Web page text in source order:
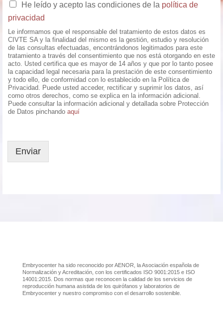
He leído y acepto las condiciones de la política de
privacidad
Le informamos que el responsable del tratamiento de estos datos es
CIVTE SA y la finalidad del mismo es la gestión, estudio y resolución
de las consultas efectuadas, encontrándonos legitimados para este
tratamiento a través del consentimiento que nos está otorgando en este
acto. Usted certifica que es mayor de 14 años y que por lo tanto posee
la capacidad legal necesaria para la prestación de este consentimiento
y todo ello, de conformidad con lo establecido en la Política de
Privacidad. Puede usted acceder, rectificar y suprimir los datos, así
como otros derechos, como se explica en la información adicional.
Puede consultar la información adicional y detallada sobre Protección
de Datos pinchando aquí
Enviar
Embryocenter ha sido reconocido por AENOR, la Asociación española de
Normalización y Acreditación, con los certificados ISO 9001:2015 e ISO
14001:2015. Dos normas que reconocen la calidad de los servicios de
reproducción humana asistida de los quirófanos y laboratorios de
Embryocenter y nuestro compromiso con el desarrollo sostenible.